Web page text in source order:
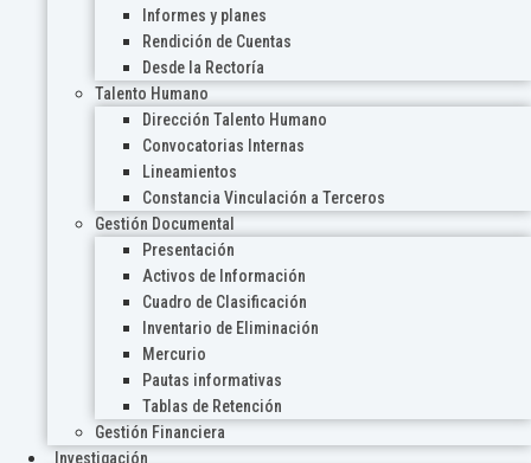
Informes y planes
Rendición de Cuentas
Desde la Rectoría
Talento Humano
Dirección Talento Humano
Convocatorias Internas
Lineamientos
Constancia Vinculación a Terceros
Gestión Documental
Presentación
Activos de Información
Cuadro de Clasificación
Inventario de Eliminación
Mercurio
Pautas informativas
Tablas de Retención
Gestión Financiera
Investigación